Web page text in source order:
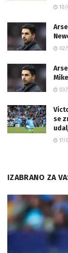
10/
02/
03/
se
17/
IZABRANO ZA